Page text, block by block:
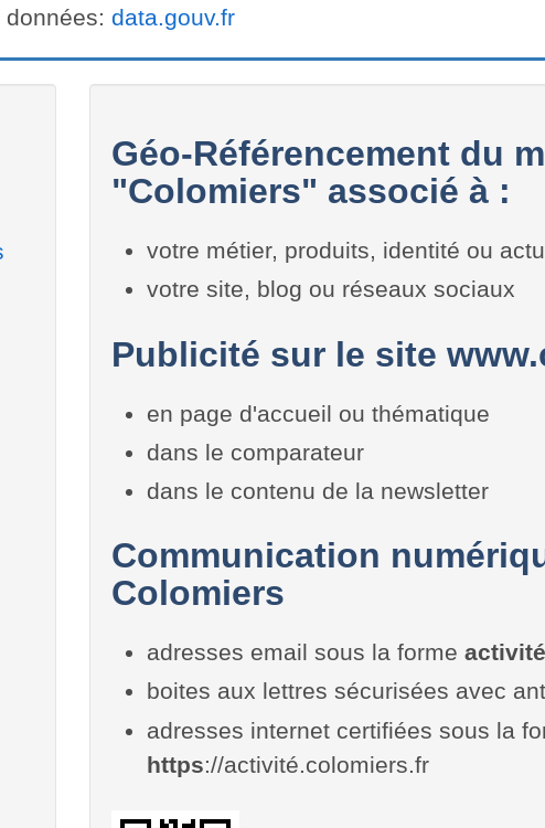
data.gouv.fr
Géo-Référencement du
"Colomiers" associé à :
votre métier, produits, identité ou
votre site, blog ou réseaux sociaux
Publicité sur le site
en page d'accueil ou thématique
dans le comparateur
dans le contenu de la newsletter
Communication
Colomiers
adresses email sous la forme activité
boites aux lettres sécurisées avec
adresses internet certifiées sous la
https://activité.colomiers.fr